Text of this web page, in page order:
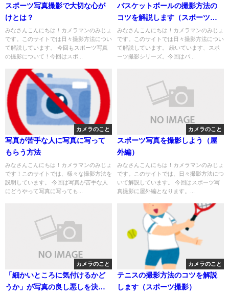
スポーツ写真撮影で大切な心が
けとは？
みなさんこんにちは！カメラマンのみじょ
です。このサイトでは日々撮影方法につい
て解説しています。 今回もスポーツ写真
の撮影について！今回はスポ...
バスケットボールの撮影方法の
コツを解説します（スポーツ撮
影）
みなさんこんにちは！カメラマンのみじょ
です。このサイトでは日々撮影方法につい
て解説しています。 続いています、スポ
ーツ撮影シリーズ。今回はバ...
カメラのこと
写真が苦手な人に写真に写って
もらう方法
みなさんこんにちは！カメラマンのみじょ
です！このサイトでは、様々な撮影方法を
説明しています。 今回は写真が苦手な人
にどうやって写真に写っても...
カメラのこと
スポーツ写真を撮影しよう（屋
外編）
みなさんこんにちは！カメラマンのみじょ
です。このサイトでは、日々撮影方法につ
いて解説しています。 今回はスポーツ写
真撮影に屋外編となります。...
カメラのこと
「細かいところに気付けるかど
うか」が写真の良し悪しを決め
カメラのこと
テニスの撮影方法のコツを解説
します（スポーツ撮影）